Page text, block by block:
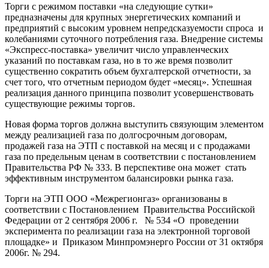
Торги с режимом поставки «на следующие сутки»
предназначены для крупных энергетических компаний и
предприятий с высоким уровнем непредсказуемости спроса и
колебаниями суточного потребления газа. Внедрение системы
«Экспресс-поставка» увеличит число управленческих
указаний по поставкам газа, но в то же время позволит
существенно сократить объем бухгалтерской отчетности, за
счет того, что отчетным периодом будет «месяц». Успешная
реализация данного принципа позволит усовершенствовать
существующие режимы торгов.
Новая форма торгов должна выступить связующим элементом
между реализацией газа по долгосрочным договорам,
продажей газа на ЭТП с поставкой на месяц и с продажами
газа по предельным ценам в соответствии с постановлением
Правительства РФ № 333. В перспективе она может стать
эффективным инструментом балансировки рынка газа.
Торги на ЭТП ООО «Межрегионгаз» организованы в
соответствии с Постановлением Правительства Российской
Федерации от 2 сентября 2006 г. № 534 «О проведении
эксперимента по реализации газа на электронной торговой
площадке» и Приказом Минпромэнерго России от 31 октября
2006г. № 294.